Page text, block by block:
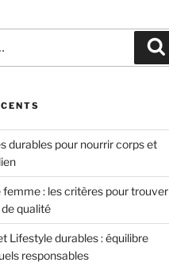
durables pour nourrir corps et
: les critères pour trouver
qualité
Lifestyle durables : équilibre
responsables